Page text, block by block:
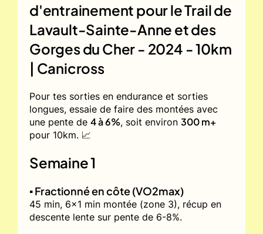
d'entrainement pour leTrail de
Lavault-Sainte-Anne et des
Gorges du Cher - 2024 - 10km
| Canicross
Pour tes sorties en endurance et sorties
longues, essaie de faire des montées avec
une pente de 4 à 6%, soit environ 300 m+
pour 10km. 📈
Semaine 1
▪️ Fractionné en côte (VO2max)
45 min, 6x1 min montée (zone 3), récup en
descente lente sur pente de 6-8%.